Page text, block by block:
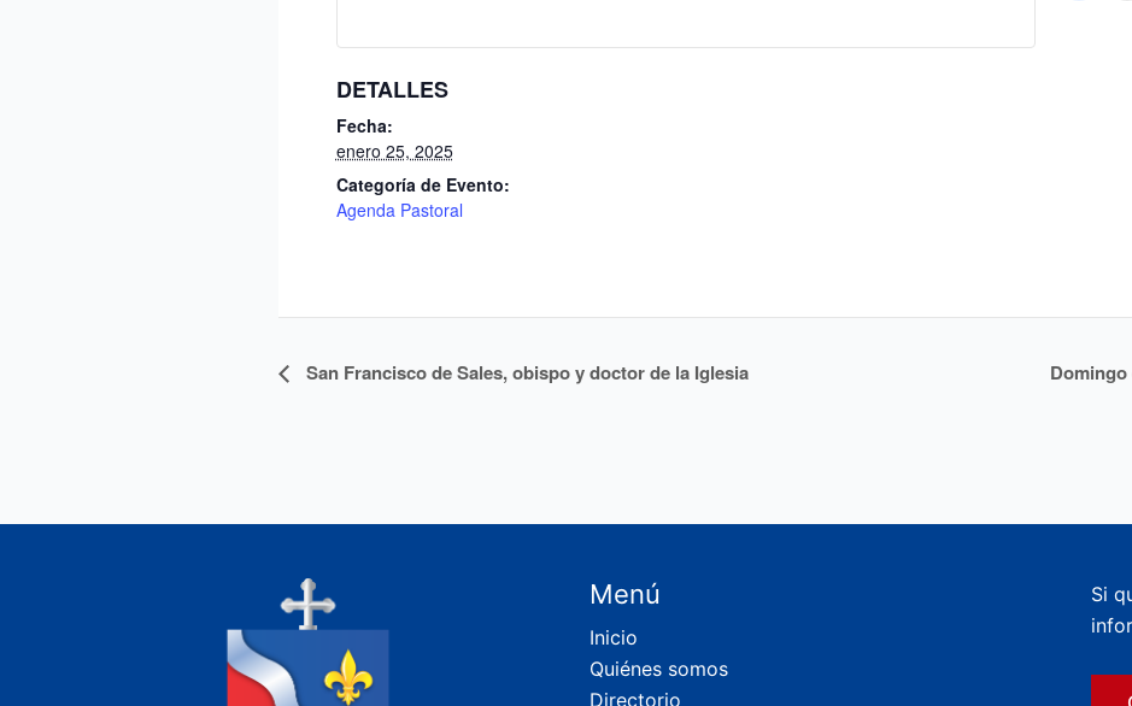
DETALLES
Fecha:
enero 25, 2025
Categoría de Evento:
Agenda Pastoral
Navegación
San Francisco de Sales, obispo y doctor de la Iglesia Domingo
Menú
Inicio
Quiénes somos
Directorio
Si